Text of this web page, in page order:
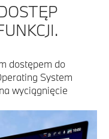
dostępem do
System
wyciągnięcie